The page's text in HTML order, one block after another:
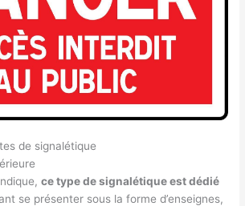
de signalétique
ce type de signalétique est dédié
se présenter sous la forme d’enseignes,